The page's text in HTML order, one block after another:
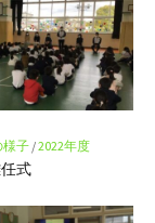
様子/2022年度
式